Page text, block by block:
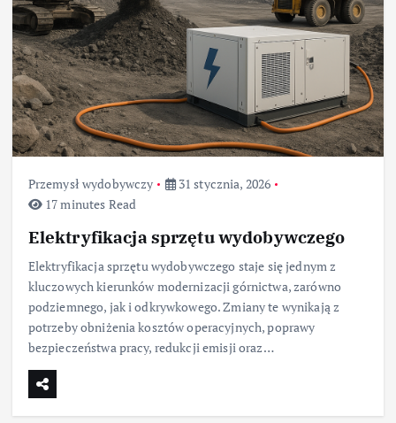
Przemysł wydobywczy
31 stycznia, 2026
17 minutes Read
Elektryfikacja sprzętu wydobywczego
Elektryfikacja sprzętu wydobywczego staje się jednym z
kluczowych kierunków modernizacji górnictwa, zarówno
podziemnego, jak i odkrywkowego. Zmiany te wynikają z
potrzeby obniżenia kosztów operacyjnych, poprawy
bezpieczeństwa pracy, redukcji emisji oraz…